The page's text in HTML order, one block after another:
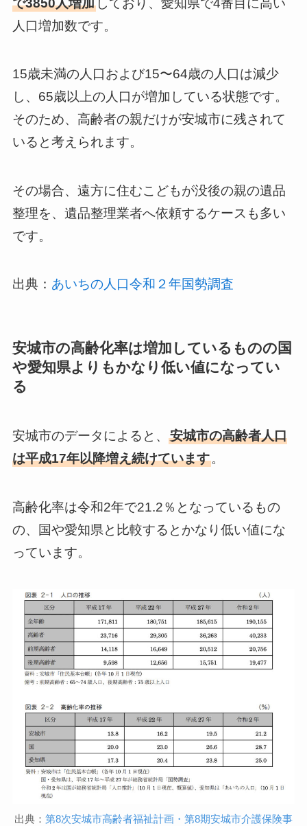
人口増加数です。
15歳未満の人口および15〜64歳の人口は減少
し、65歳以上の人口が増加している状態です。
そのため、高齢者の親だけが安城市に残されて
いると考えられます。
その場合、遠方に住むこどもが没後の親の遺品
整理を、遺品整理業者へ依頼するケースも多い
です。
出典： あいちの人口令和２年国勢調査
安城市の高齢化率は増加しているものの国
や愛知県よりもかなり低い値になってい
る
安城市のデータによると、 安城市の高齢者人口
は平成17年以降増え続けています。
高齢化率は令和2年で21.2％となっているもの
の、国や愛知県と比較するとかなり低い値にな
っています。
出典： 第8次安城市高齢者福祉計画・第8期安城市介護保険事